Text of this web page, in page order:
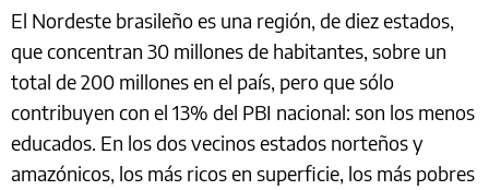
El Nordeste brasileño es una región, de diez estados,
que concentran 30 millones de habitantes, sobre un
total de 200 millones en el país, pero que sólo
contribuyen con el 13% del PBI nacional: son los menos
educados. En los dos vecinos estados norteños y
amazónicos, los más ricos en superficie, los más pobres